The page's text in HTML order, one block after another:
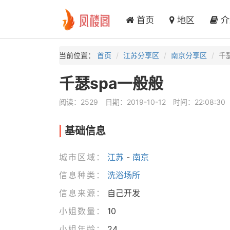
首页 地区 介
当前位置： 首页 江苏分享区 南京分享区 千
千瑟spa一般般
阅读：2529 日期：2019-10-12 时间：22:08:30
基础信息
城市区域： 江苏 - 南京
信息种类：
洗浴场所
信息来源：
自己开发
小姐数量：
10